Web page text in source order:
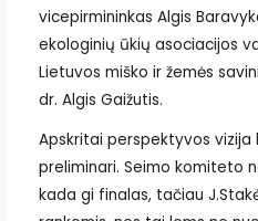
vicepirmininkas Algis
ekologinių ūkių asociacijos
Lietuvos miško ir žemės
dr. Algis Gaižutis.
Apskritai perspektyvos vizija
preliminari. Seimo komiteto
kada gi finalas, tačiau